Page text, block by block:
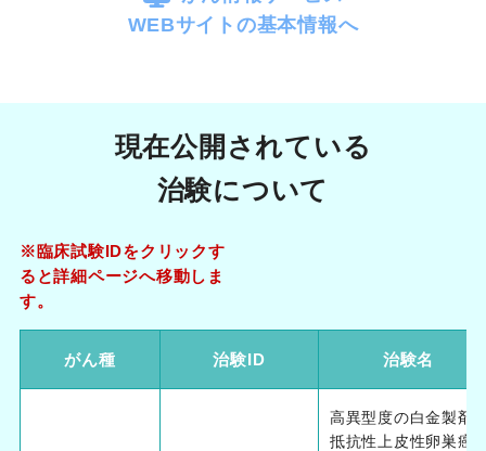
WEBサイトの基本情報へ
現在公開されている
治験について
※臨床試験IDをクリックす
ると詳細ページへ移動しま
す。
がん種 治験ID 治験名
高異型度の白金製剤
抵抗性上皮性卵巣癌